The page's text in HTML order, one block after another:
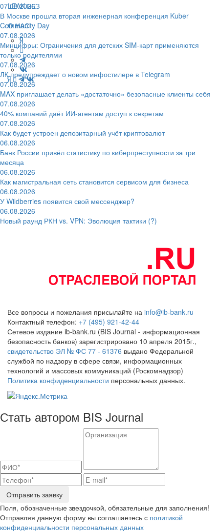
LEAK-БЕЗ
О НАС
07.08.2026
В Москве прошла вторая инженерная конференция Kuber
Community Day
07.08.2026
Минцифры: Ограничения для детских SIM-карт применяются
только родителями
07.08.2026
ЛК предупреждает о новом инфостилере в Telegram
07.08.2026
MAX приглашает делать «достаточно» безопасные клиенты себя
07.08.2026
40% компаний даёт ИИ‑агентам доступ к секретам
07.08.2026
Как будет устроен депозитарный учёт криптовалют
06.08.2026
Банк России привёл статистику по киберпреступности за три
месяца
06.08.2026
Как магистральная сеть становится сервисом для бизнеса
06.08.2026
У Wildberries появится свой мессенджер?
06.08.2026
Новый раунд РКН vs. VPN: Эволюция тактики (?)
Все вопросы и пожелания присылайте на info@ib-bank.ru
Контактный телефон: +7 (495) 921-42-44
Сетевое издание ib-bank.ru (BIS Journal - информационная
безопасность банков) зарегистрировано 10 апреля 2015г.,
свидетельство ЭЛ № ФС 77 - 61376 выдано Федеральной
службой по надзору в сфере связи, информационных
технологий и массовых коммуникаций (Роскомнадзор)
Политика конфиденциальности персональных данных.
Стать автором BIS Journal
Отправить заявку
Поля, обозначенные звездочкой, обязательные для заполнения!
Отправляя данную форму вы соглашаетесь с политикой
конфиденциальности персональных данных